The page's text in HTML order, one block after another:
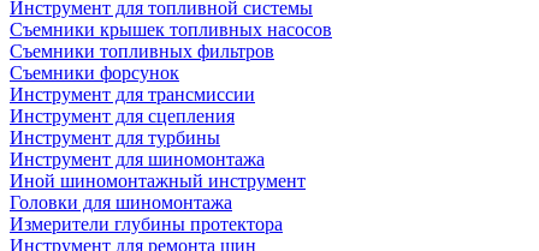
Инструмент для топливной системы
Съемники крышек топливных насосов
Съемники топливных фильтров
Съемники форсунок
Инструмент для трансмиссии
Инструмент для сцепления
Инструмент для турбины
Инструмент для шиномонтажа
Иной шиномонтажный инструмент
Головки для шиномонтажа
Измерители глубины протектора
Инструмент для ремонта шин